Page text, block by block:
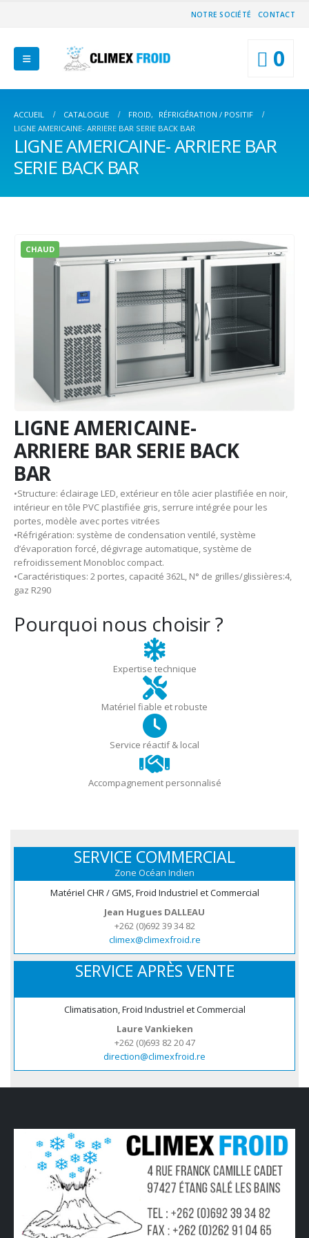
NOTRE SOCIÉTÉ CONTACT
0
ACCUEIL CATALOGUE FROID,
RÉFRIGÉRATION / POSITIF
LIGNE AMERICAINE- ARRIERE BAR SERIE BACK BAR
LIGNE AMERICAINE- ARRIERE BAR
SERIE BACK BAR
CHAUD
LIGNE AMERICAINE-
ARRIERE BAR SERIE BACK
BAR
•Structure: éclairage LED, extérieur en tôle acier plastifiée en noir,
intérieur en tôle PVC plastifiée gris, serrure intégrée pour les
portes, modèle avec portes vitrées
•Réfrigération: système de condensation ventilé, système
d’évaporation forcé, dégivrage automatique, système de
refroidissement Monobloc compact.
•Caractéristiques: 2 portes, capacité 362L, N° de grilles/glissières:4,
gaz R290
Pourquoi nous choisir ?
Expertise technique
Matériel fiable et robuste
Service réactif & local
Accompagnement personnalisé
SERVICE COMMERCIAL
Zone Océan Indien
Matériel CHR / GMS, Froid Industriel et Commercial
Jean Hugues DALLEAU
+262 (0)692 39 34 82
climex@climexfroid.re
SERVICE APRÈS VENTE
Climatisation, Froid Industriel et Commercial
Laure Vankieken
+262 (0)693 82 20 47
direction@climexfroid.re